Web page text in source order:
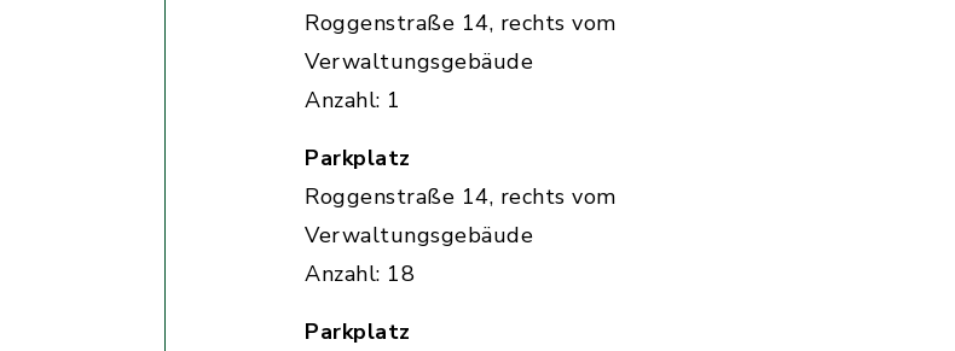
Roggenstraße 14, rechts vom
Verwaltungsgebäude
Anzahl: 1
Parkplatz
Roggenstraße 14, rechts vom
Verwaltungsgebäude
Anzahl: 18
Parkplatz